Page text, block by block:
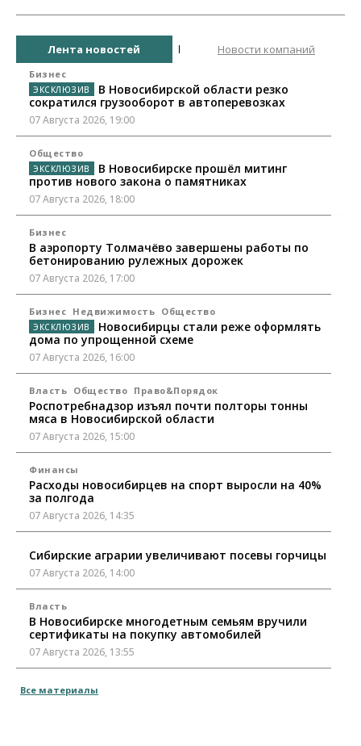
Лента новостей Новости компаний
Бизнес
В Новосибирской области резко
сократился грузооборот в автоперевозках
07 Августа 2026, 19:00
Общество
В Новосибирске прошёл митинг
против нового закона о памятниках
07 Августа 2026, 18:00
Бизнес
В аэропорту Толмачёво завершены работы по
бетонированию рулежных дорожек
07 Августа 2026, 17:00
Бизнес Недвижимость Общество
Новосибирцы стали реже оформлять
дома по упрощенной схеме
07 Августа 2026, 16:00
Власть Общество Право&Порядок
Роспотребнадзор изъял почти полторы тонны
мяса в Новосибирской области
07 Августа 2026, 15:00
Финансы
Расходы новосибирцев на спорт выросли на 40%
за полгода
07 Августа 2026, 14:35
Сибирские аграрии увеличивают посевы горчицы
07 Августа 2026, 14:00
Власть
В Новосибирске многодетным семьям вручили
сертификаты на покупку автомобилей
07 Августа 2026, 13:55
Треть автовладельцев в Новосибирской области
Все материалы